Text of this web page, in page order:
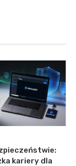
kariery dla